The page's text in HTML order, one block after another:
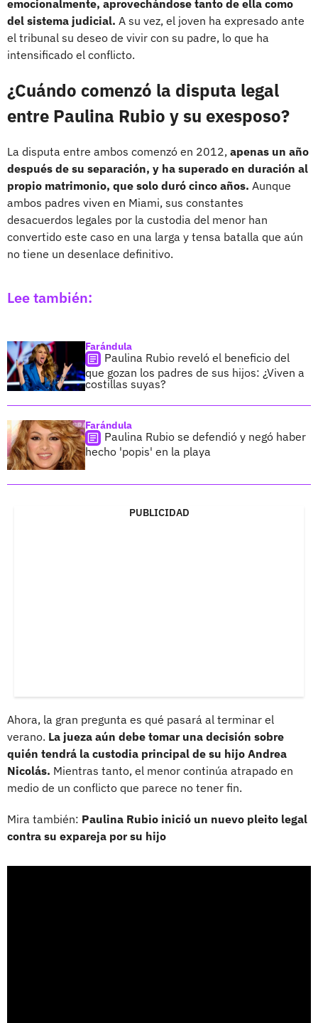
emocionalmente, aprovechándose tanto de ella como
del sistema judicial. A su vez, el joven ha expresado ante
el tribunal su deseo de vivir con su padre, lo que ha
intensificado el conflicto.
¿Cuándo comenzó la disputa legal
entre Paulina Rubio y su exesposo?
La disputa entre ambos comenzó en 2012, apenas un año
después de su separación, y ha superado en duración al
propio matrimonio, que solo duró cinco años. Aunque
ambos padres viven en Miami, sus constantes
desacuerdos legales por la custodia del menor han
convertido este caso en una larga y tensa batalla que aún
no tiene un desenlace definitivo.
Lee también:
Farándula
Paulina Rubio reveló el beneficio del
que gozan los padres de sus hijos: ¿Viven a
costillas suyas?
Farándula
Paulina Rubio se defendió y negó haber
hecho 'popis' en la playa
PUBLICIDAD
Ahora, la gran pregunta es qué pasará al terminar el
verano. La jueza aún debe tomar una decisión sobre
quién tendrá la custodia principal de su hijo Andrea
Nicolás. Mientras tanto, el menor continúa atrapado en
medio de un conflicto que parece no tener fin.
Mira también: Paulina Rubio inició un nuevo pleito legal
contra su expareja por su hijo